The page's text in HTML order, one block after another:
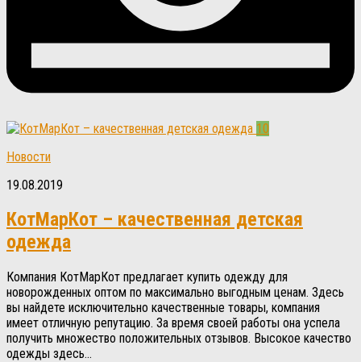
10
Новости
19.08.2019
КотМарКот – качественная детская
одежда
Компания КотМарКот предлагает купить одежду для
новорожденных оптом по максимально выгодным ценам. Здесь
вы найдете исключительно качественные товары, компания
имеет отличную репутацию. За время своей работы она успела
получить множество положительных отзывов. Высокое качество
одежды здесь...